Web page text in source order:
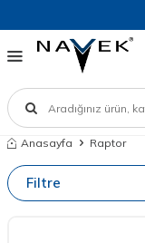
Anasayfa Raptor
Filtre